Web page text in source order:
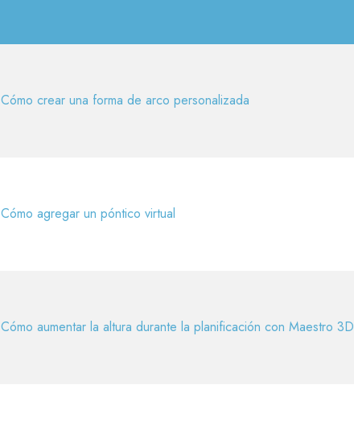
Cómo crear una forma de arco personalizada
Cómo agregar un póntico virtual
Cómo aumentar la altura durante la planificación con Maestro 3D